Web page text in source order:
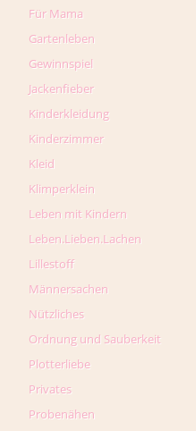
Für Mama
Gartenleben
Gewinnspiel
Jackenfieber
Kinderkleidung
Kinderzimmer
Kleid
Klimperklein
Leben mit Kindern
Leben.Lieben.Lachen
Lillestoff
Männersachen
Nützliches
Ordnung und Sauberkeit
Plotterliebe
Privates
Probenähen